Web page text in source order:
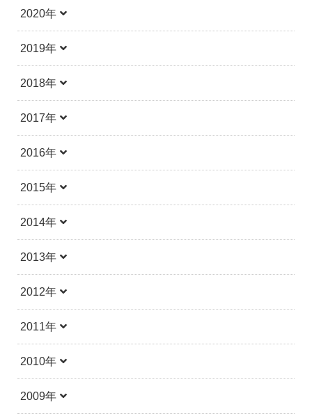
2020年
2019年
2018年
2017年
2016年
2015年
2014年
2013年
2012年
2011年
2010年
2009年